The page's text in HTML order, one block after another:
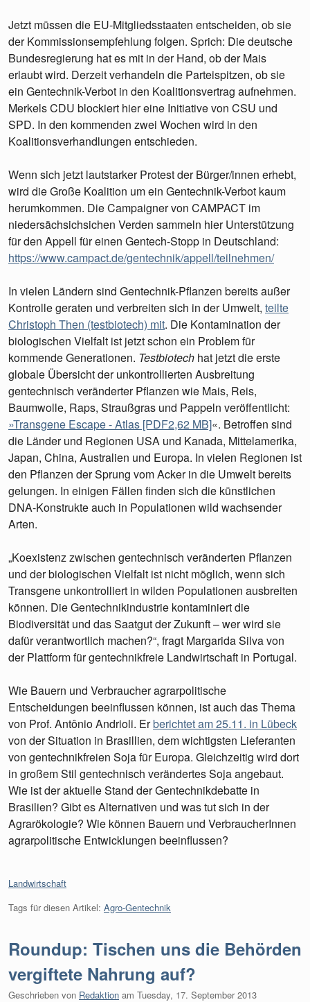
Jetzt müssen die EU-Mitgliedsstaaten entscheiden, ob sie
der Kommissionsempfehlung folgen. Sprich: Die deutsche
Bundesregierung hat es mit in der Hand, ob der Mais
erlaubt wird. Derzeit verhandeln die Parteispitzen, ob sie
ein Gentechnik-Verbot in den Koalitionsvertrag aufnehmen.
Merkels CDU blockiert hier eine Initiative von CSU und
SPD. In den kommenden zwei Wochen wird in den
Koalitionsverhandlungen entschieden.
Wenn sich jetzt lautstarker Protest der Bürger/innen erhebt,
wird die Große Koalition um ein Gentechnik-Verbot kaum
herumkommen. Die Campaigner von CAMPACT im
niedersächsichsichen Verden sammeln hier Unterstützung
für den Appell für einen Gentech-Stopp in Deutschland:
https://www.campact.de/gentechnik/appell/teilnehmen/
In vielen Ländern sind Gentechnik-Pflanzen bereits außer
Kontrolle geraten und verbreiten sich in der Umwelt, teilte
Christoph Then (testbiotech) mit. Die Kontamination der
biologischen Vielfalt ist jetzt schon ein Problem für
kommende Generationen. Testbiotech hat jetzt die erste
globale Übersicht der unkontrollierten Ausbreitung
gentechnisch veränderter Pflanzen wie Mais, Reis,
Baumwolle, Raps, Straußgras und Pappeln veröffentlicht:
»Transgene Escape - Atlas [PDF2,62 MB]«. Betroffen sind
die Länder und Regionen USA und Kanada, Mittelamerika,
Japan, China, Australien und Europa. In vielen Regionen ist
den Pflanzen der Sprung vom Acker in die Umwelt bereits
gelungen. In einigen Fällen finden sich die künstlichen
DNA-Konstrukte auch in Populationen wild wachsender
Arten.
„Koexistenz zwischen gentechnisch veränderten Pflanzen
und der biologischen Vielfalt ist nicht möglich, wenn sich
Transgene unkontrolliert in wilden Populationen ausbreiten
können. Die Gentechnikindustrie kontaminiert die
Biodiversität und das Saatgut der Zukunft – wer wird sie
dafür verantwortlich machen?“, fragt Margarida Silva von
der Plattform für gentechnikfreie Landwirtschaft in Portugal.
Wie Bauern und Verbraucher agrarpolitische
Entscheidungen beeinflussen können, ist auch das Thema
von Prof. Antônio Andrioli. Erberichtet am 25.11. in Lübeck
von der Situation in Brasillien, dem wichtigsten Lieferanten
von gentechnikfreien Soja für Europa. Gleichzeitig wird dort
in großem Stil gentechnisch verändertes Soja angebaut.
Wie ist der aktuelle Stand der Gentechnikdebatte in
Brasilien? Gibt es Alternativen und was tut sich in der
Agrarökologie? Wie können Bauern und VerbraucherInnen
agrarpolitische Entwicklungen beeinflussen?
Kategorien:
Landwirtschaft
Tags für diesen Artikel: Agro-Gentechnik
Roundup: Tischen uns die Behörden
vergiftete Nahrung auf?
Geschrieben von Redaktion am Tuesday, 17. September 2013